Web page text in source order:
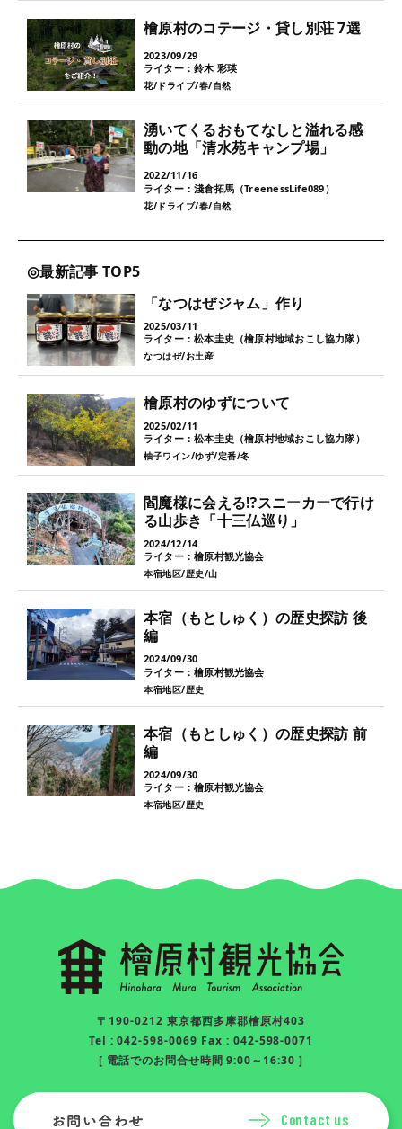
檜原村のコテージ・貸し別荘 7選
2023/09/29
ライター：鈴木 彩瑛
花 ドライブ 春 自然
湧いてくるおもてなしと溢れる感
動の地「清水苑キャンプ場」
2022/11/16
ライター：淺倉拓馬（TreenessLife089）
花 ドライブ 春 自然
最新記事 TOP5
「なつはぜジャム」作り
2025/03/11
ライター：松本圭史（檜原村地域おこし協力隊）
なつはぜ お土産
檜原村のゆずについて
2025/02/11
ライター：松本圭史（檜原村地域おこし協力隊）
柚子ワイン ゆず 定番 冬
閻魔様に会える⁉スニーカーで行け
る山歩き「十三仏巡り」
2024/12/14
ライター：檜原村観光協会
本宿地区 歴史 山
本宿（もとしゅく）の歴史探訪 後
編
2024/09/30
ライター：檜原村観光協会
本宿地区 歴史
本宿（もとしゅく）の歴史探訪 前
編
2024/09/30
ライター：檜原村観光協会
本宿地区 歴史
〒190-0212 東京都西多摩郡檜原村403
Tel : 042-598-0069 Fax : 042-598-0071
[ 電話でのお問合せ時間 9:00～16:30 ]
Contact us